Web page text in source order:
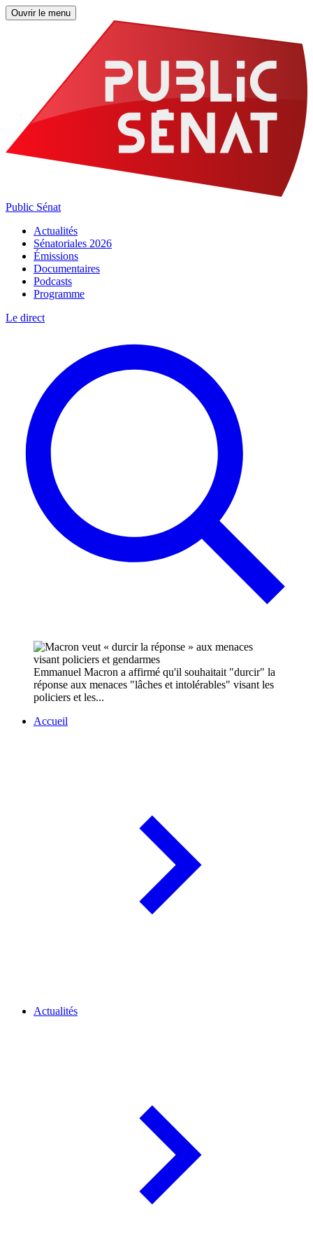
Ouvrir le menu
Public Sénat
Actualités
Sénatoriales 2026
Émissions
Documentaires
Podcasts
Programme
Le direct
Emmanuel Macron a affirmé qu'il souhaitait "durcir" la
réponse aux menaces "lâches et intolérables" visant les
policiers et les...
Accueil
Actualités